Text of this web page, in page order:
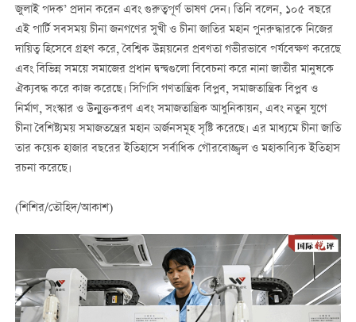
জুলাই পদক’ প্রদান করেন এবং গুরুত্বপূর্ণ ভাষণ দেন। তিনি বলেন, ১০৫ বছরে
এই পার্টি সবসময় চীনা জনগণের সুখী ও চীনা জাতির মহান পুনরুদ্ধারকে নিজের
দায়িত্ব হিসেবে গ্রহণ করে, বৈশ্বিক উন্নয়নের প্রবণতা গভীরভাবে পর্যবেক্ষণ করেছে
এবং বিভিন্ন সময়ে সমাজের প্রধান দ্বন্দ্বগুলো বিবেচনা করে নানা জাতীর মানুষকে
ঐক্যবদ্ধ করে কাজ করেছে। সিপিসি গণতান্ত্রিক বিপ্লব, সমাজতান্ত্রিক বিপ্লব ও
নির্মাণ, সংস্কার ও উন্মুক্তকরণ এবং সমাজতান্ত্রিক আধুনিকায়ন, এবং নতুন যুগে
চীনা বৈশিষ্ট্যময় সমাজতন্ত্রের মহান অর্জনসমূহ সৃষ্টি করেছে। এর মাধ্যমে চীনা জাতি
তার কয়েক হাজার বছরের ইতিহাসে সর্বাধিক গৌরবোজ্জ্বল ও মহাকাব্যিক ইতিহাস
রচনা করেছে।
(শিশির/তৌহিদ/আকাশ)